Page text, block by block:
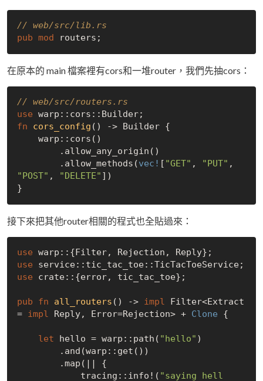
// web/src/lib.rs
pub mod
在原本的 main 檔案裡有cors和一堆router，我們先抽cors：
// web/src/routers.rs
use
fn
cors_config () -> Builder {
        .allow_methods(
vec! [ "GET" , "PUT"
"POST" , "DELETE" ])
接下來把其他router相關的程式也全貼過來：
use
use
use crate::{error, tic_tac_toe};
pub fn all_routers () -> impl Filter<Extract
= impl Reply, Error=Rejection> + Clone {
let hello = warp::path( "hello" )
            tracing::info!(
"saying hell